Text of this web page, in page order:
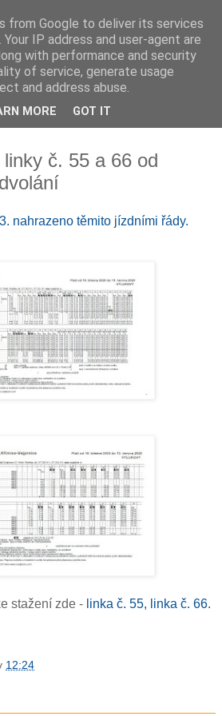
č. 55 a 66 od
nahrazeno těmito jízdními řády.
stažení zde - linka č. 55, linka č. 66.
12:24
from Google to deliver its services
IP address and user-agent are
with performance and security
of service, generate usage
and address abuse.
MORE GOT IT